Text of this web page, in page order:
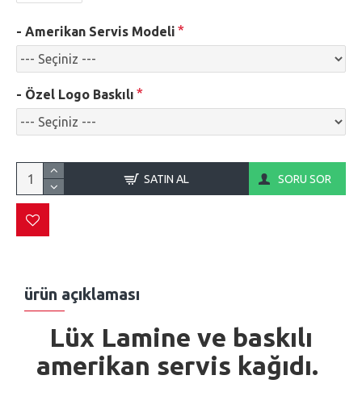
ürün açıklaması
Lüx Lamine ve baskılı
amerikan servis kağıdı.
- Amerikan Servis Modeli
- Özel Logo Baskılı
SATIN AL SORU SOR